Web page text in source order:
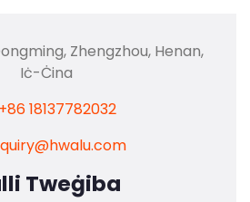
Zhengzhou, Henan,
Iċ-Ċina
+86 18137782032
Tweġiba